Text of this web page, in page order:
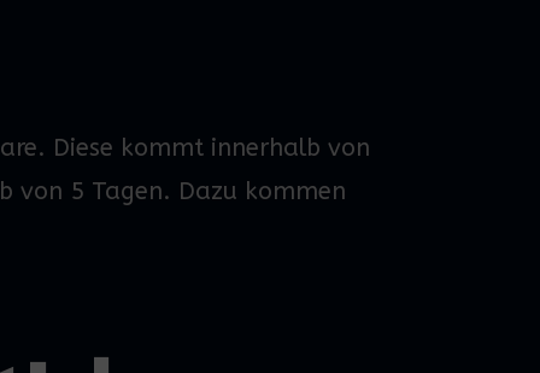
Diese kommt innerhalb von
von 5 Tagen. Dazu kommen